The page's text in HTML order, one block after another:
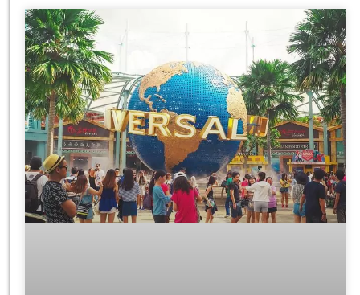
מציאת
טיסה זולה?
לחצו
פה!